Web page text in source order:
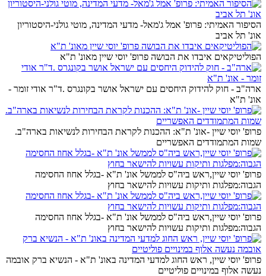
הסיפור האמיתי: פרופ' אמל ג'מאל- מדעי המדינה, מוטי גולני-היסטוריון
אונ' תל אביב
הפוליטיקאים איבדו את הבושה פרופ' יוסי שיין מאונ' ת"א
ארה"ב - חוק להידוק היחסים עם ישראל אושר בקונגרס .ד"ר אודי זומר -
אונ' ת"א
פרופ' יוסי שיין -אונ' ת"א: ההכנות לקראת הבחירות לנשיאות בארה"ב.
שמות המתמודדים האפשריים
פרופ' יוסי שיין,ראש ביה"ס לממשל אונ' ת"א -בגלל אחוז החסימה
הגבוה:מפלגות ותיקות עשויות להישאר בחוץ
פרופ' יוסי שיין,ראש ביה"ס לממשל אונ' ת"א -בגלל אחוז החסימה
הגבוה:מפלגות ותיקות עשויות להישאר בחוץ
פרופ' יוסי שיין, ראש החוג למדעי המדינה באונ' ת"א - הנשיא ברק אובמה
נעשה אלוף במינויים פוליטיים